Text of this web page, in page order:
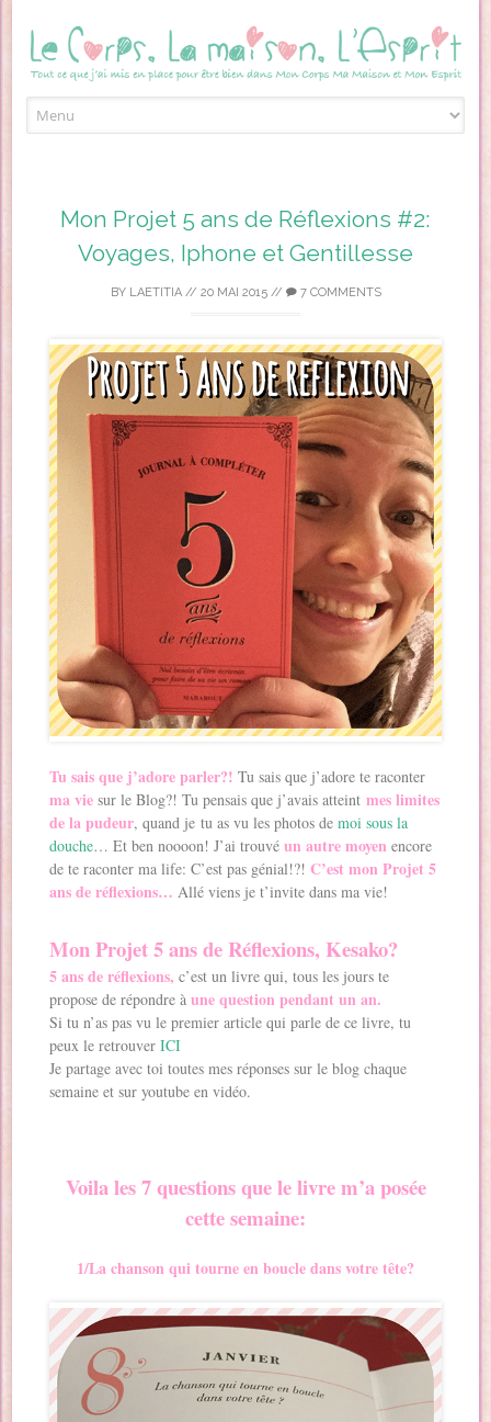
Mon Projet 5 ans de Réflexions #2:
Voyages, Iphone et Gentillesse
BY LAETITIA// 20 MAI 2015// 7 COMMENTS
Tu sais que j’adore parler?! Tu sais que j’adore te raconter
ma vie sur le Blog?! Tu pensais que j’avais atteintmes limites
de la pudeur, quand je tu as vu les photos demoi sous la
douche… Et ben noooon! J’ai trouvéun autre moyen encore
de te raconter ma life: C’est pas génial!?!C’est mon Projet 5
ans de réflexions… Allé viens je t’invite dans ma vie!
Mon Projet 5 ans de Réflexions, Kesako?
5 ans de réflexions, c’est un livre qui, tous les jours te
propose de répondre àune question pendant un an.
Si tu n’as pas vu le premier article qui parle de ce livre, tu
peux le retrouverICI
Je partage avec toi toutes mes réponses sur le blog chaque
semaine et sur youtube en vidéo.
Voila les 7 questions que le livre m’a posée
cette semaine:
1/La chanson qui tourne en boucle dans votre tête?